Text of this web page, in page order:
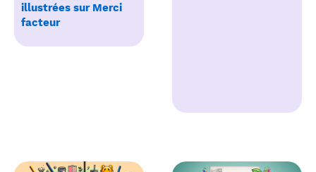
illustrées sur Merci
facteur